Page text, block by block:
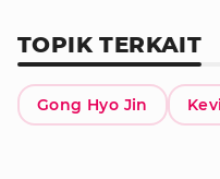
TOPIK TERKAIT
Gong Hyo Jin